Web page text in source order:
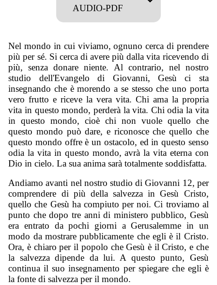
AUDIO-PDF
Nel mondo in cui viviamo, ognuno cerca di prendere
più per sé. Si cerca di avere più dalla vita ricevendo di
più, senza donare niente. Al contrario, nel nostro
studio dell'Evangelo di Giovanni, Gesù ci sta
insegnando che è morendo a se stesso che uno porta
vero frutto e riceve la vera vita. Chi ama la propria
vita in questo mondo, perderà la vita. Chi odia la vita
in questo mondo, cioè chi non vuole quello che
questo mondo può dare, e riconosce che quello che
questo mondo offre è un ostacolo, ed in questo senso
odia la vita in questo mondo, avrà la vita eterna con
Dio in cielo. La sua anima sarà totalmente soddisfatta.
Andiamo avanti nel nostro studio di Giovanni 12, per
comprendere di più della salvezza in Gesù Cristo,
quello che Gesù ha compiuto per noi. Ci troviamo al
punto che dopo tre anni di ministero pubblico, Gesù
era entrato da pochi giorni a Gerusalemme in un
modo da mostrare pubblicamente che egli è il Cristo.
Ora, è chiaro per il popolo che Gesù è il Cristo, e che
la salvezza dipende da lui. A questo punto, Gesù
continua il suo insegnamento per spiegare che egli è
la fonte di salvezza per il mondo.